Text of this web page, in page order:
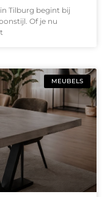
Tilburg begint bij
Of je nu
MEUBELS